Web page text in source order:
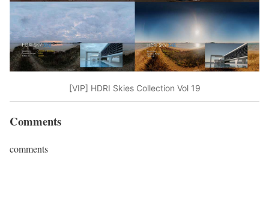
[VIP] HDRI Skies Collection Vol 19
Comments
comments